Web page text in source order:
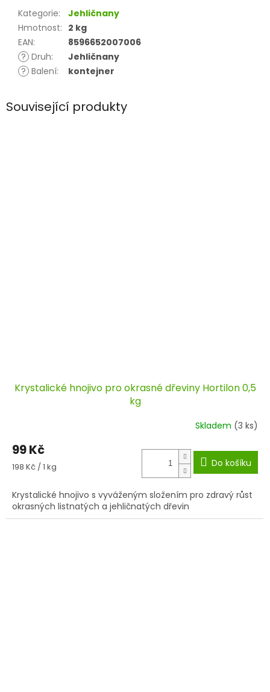
Kategorie:
Jehličnany
Hmotnost: 2 kg
EAN:
8596652007006
? Druh:
Jehličnany
? Balení: kontejner
Související produkty
Krystalické hnojivo pro okrasné dřeviny Hortilon 0,5
kg
Skladem (3 ks)
99 Kč
Měrná
198 Kč / 1 kg Do košíku
Krystalické hnojivo s vyváženým složením pro zdravý růst
okrasných listnatých a jehličnatých dřevin